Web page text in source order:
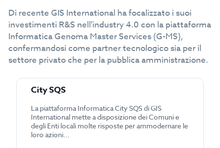
Di recente GIS International ha focalizzato i suoi
investimenti R&S nell'industry 4.0 con la piattaforma
Informatica Genoma Master Services (G-MS),
confermandosi come partner tecnologico sia per il
settore privato che per la pubblica amministrazione.
City SQS
La piattaforma Informatica City SQS di GIS
International mette a disposizione dei Comuni e
degli Enti locali molte risposte per ammodernare le
loro azioni...